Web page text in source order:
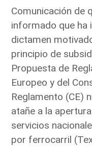
Comunicación de
informado que ha
dictamen
principio de
Propuesta de
Europeo y del
Reglamento (CE)
atañe a la
servicios
por ferrocarril